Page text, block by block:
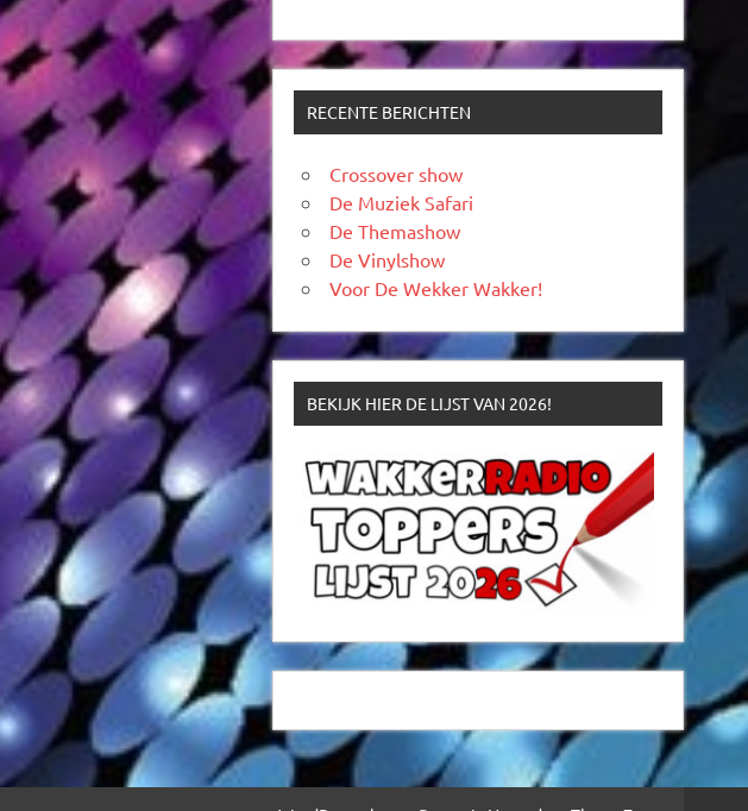
RECENTE BERICHTEN
Crossover show
De Muziek Safari
De Themashow
De Vinylshow
Voor De Wekker Wakker!
BEKIJK HIER DE LIJST VAN 2026!